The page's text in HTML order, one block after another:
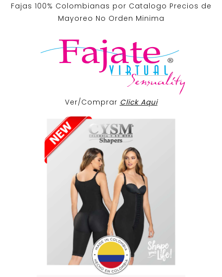
Fajas 100% Colombianas por Catalogo Precios de
Mayoreo No Orden Minima
Ver/Comprar Click Aqui